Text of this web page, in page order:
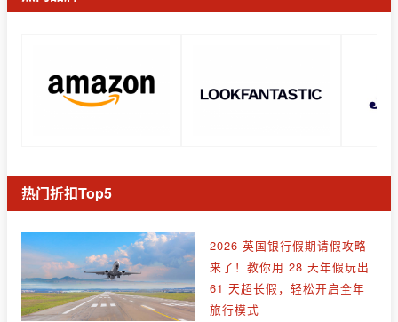
热门折扣Top5
2026 英国银行假期请假攻略
来了！教你用 28 天年假玩出
61 天超长假，轻松开启全年
旅行模式